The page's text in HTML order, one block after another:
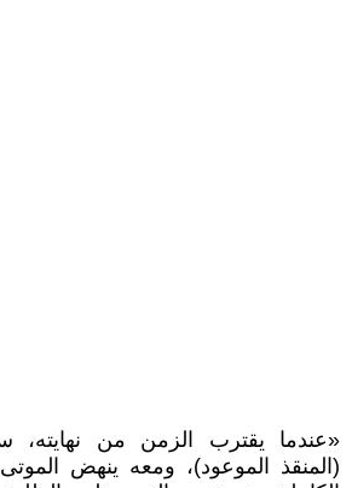
«عندما يقترب الزمن من
(المنقذ الموعود)، ومعه ينهض